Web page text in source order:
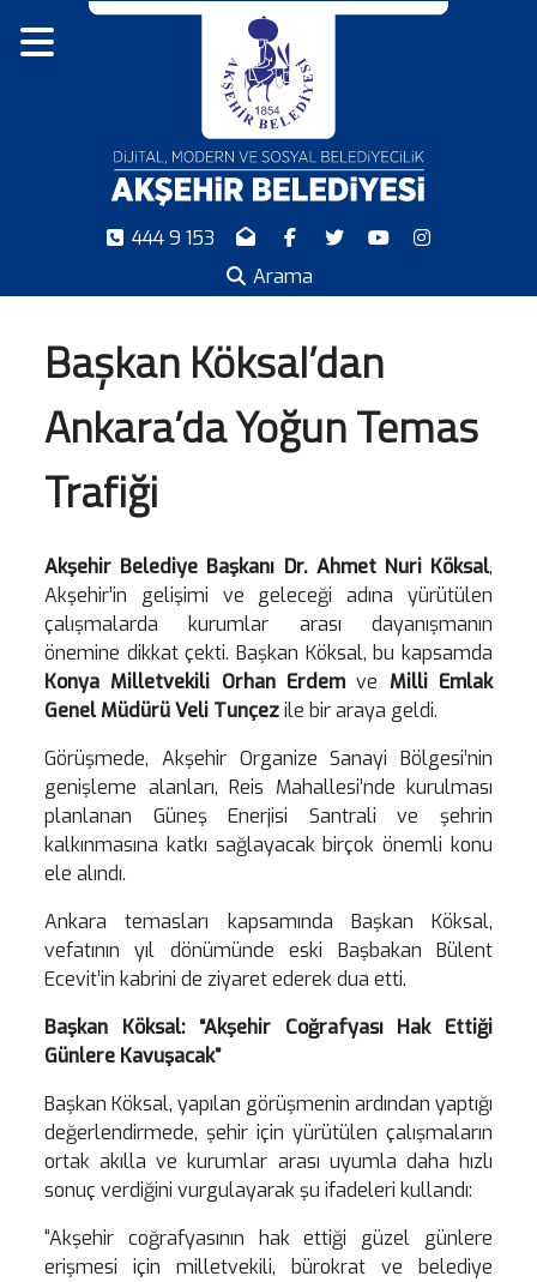
444 9 153
Arama
Başkan Köksal’dan
Ankara’da Yoğun Temas
Trafiği
Akşehir Belediye Başkanı Dr. Ahmet Nuri Köksal,
Akşehir’in gelişimi ve geleceği adına yürütülen
çalışmalarda kurumlar arası dayanışmanın
önemine dikkat çekti. Başkan Köksal, bu kapsamda
Konya Milletvekili Orhan Erdem ve Milli Emlak
Genel Müdürü Veli Tunçezile bir araya geldi.
Görüşmede, Akşehir Organize Sanayi Bölgesi’nin
genişleme alanları, Reis Mahallesi’nde kurulması
planlanan Güneş Enerjisi Santrali ve şehrin
kalkınmasına katkı sağlayacak birçok önemli konu
ele alındı.
Ankara temasları kapsamında Başkan Köksal,
vefatının yıl dönümünde eski Başbakan Bülent
Ecevit’in kabrini de ziyaret ederek dua etti.
Başkan
Köksal: “Akşehir Coğrafyası Hak Ettiği
Günlere Kavuşacak”
Başkan Köksal, yapılan görüşmenin ardından yaptığı
değerlendirmede, şehir için yürütülen çalışmaların
ortak akılla ve kurumlar arası uyumla daha hızlı
sonuç verdiğini vurgulayarak şu ifadeleri kullandı:
“Akşehir coğrafyasının hak ettiği güzel günlere
erişmesi için milletvekili, bürokrat ve belediye